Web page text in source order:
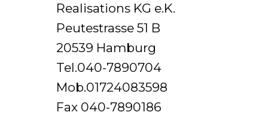
Realisations KG e.K.
Peutestrasse 51 B
20539 Hamburg
Tel.040-7890704
Mob.01724083598
Fax 040-7890186